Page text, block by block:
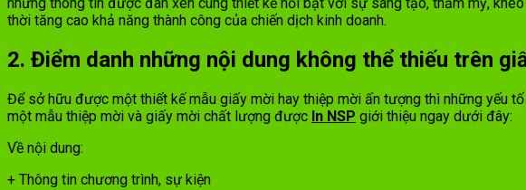
những thông tin được đan xen cùng thiết kế nổi bật với sự sáng tạo, thẩm mỹ,
thời tăng cao khả năng thành công của chiến dịch kinh doanh.
2. Điểm danh những nội dung không thể thiếu trên
Để sở hữu được một thiết kế mẫu giấy mời hay thiệp mời ấn tượng thì những yếu
một mẫu thiệp mời và giấy mời chất lượng được In NSP giới thiệu ngay dưới đây:
Về nội dung:
+ Thông tin chương trình, sự kiện